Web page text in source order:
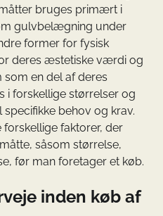
bruges primært i
gulvbelægning under
former for fysisk
deres æstetiske værdi og
som en del af deres
i forskellige størrelser og
behov og krav.
faktorer, der
såsom størrelse,
før man foretager et køb.
inden køb af